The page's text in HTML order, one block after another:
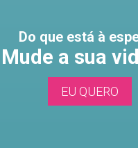
Do que está à
Mude a sua
EU QUERO